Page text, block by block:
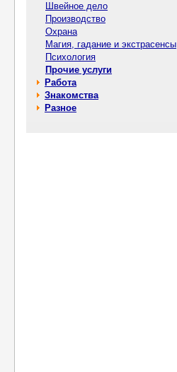
Швейное дело
Производство
Охрана
Магия, гадание и экстрасенсы
Психология
Прочие услуги
Работа
Знакомства
Разное